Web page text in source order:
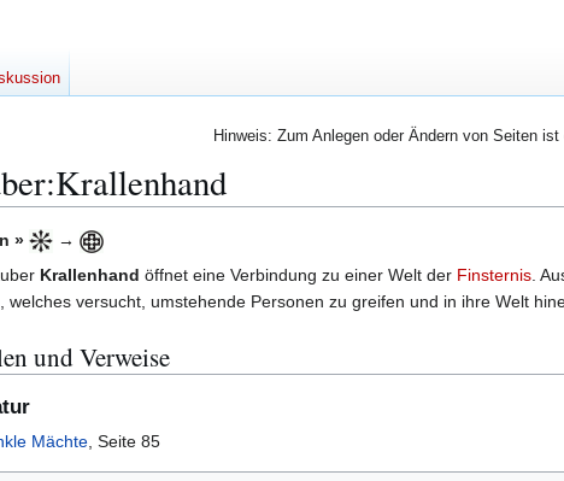
Hinweis: Zum Anlegen oder Ändern von Seiten
»
→
Krallenhand öffnet eine Verbindung zu einer Welt der Finsternis.
welches versucht, umstehende Personen zu greifen und in ihre Welt
und Verweise
Mächte, Seite 85